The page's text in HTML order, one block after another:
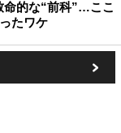
命的な“前科”…ここ
たワケ